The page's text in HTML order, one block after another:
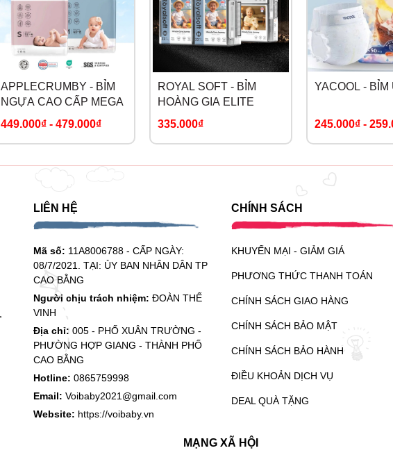
APPLECRUMBY - BỈM
NGỰA CAO CẤP MEGA
449.000₫ - 479.000₫
ROYAL SOFT - BỈM
HOÀNG GIA ELITE
335.000₫
YACOOL - BỈM
245.000₫ -
LIÊN HỆ
Mã số: 11A8006788 - CẤP NGÀY:
08/7/2021. TẠI: ỦY BAN NHÂN DÂN TP
CAO BẰNG
Người chịu trách nhiệm: ĐOÀN THẾ
VINH
Địa chỉ: 005 - PHỐ XUÂN TRƯỜNG -
PHƯỜNG HỢP GIANG - THÀNH PHỐ
CAO BẰNG
Hotline: 0865759998
Email: Voibaby2021@gmail.com
Website: https://voibaby.vn
CHÍNH SÁCH
KHUYẾN MẠI - GIẢM GIÁ
PHƯƠNG THỨC THANH TOÁN
CHÍNH SÁCH GIAO HÀNG
CHÍNH SÁCH BẢO MẬT
CHÍNH SÁCH BẢO HÀNH
ĐIỀU KHOẢN DỊCH VỤ
DEAL QUÀ TẶNG
MẠNG XÃ HỘI